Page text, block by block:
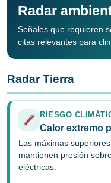
Radar
Señales que requieren
citas relevantes para
Radar Tierra
RIESGO
Calor extremo
Las máximas
mantienen presión
eléctricas.